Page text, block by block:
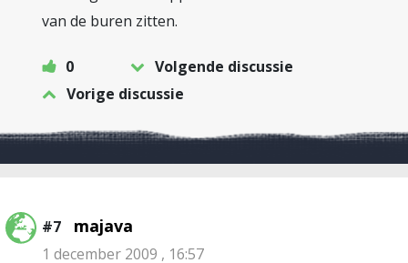
van de buren zitten.
0
Volgende discussie
Vorige discussie
#7 majava
1 december 2009 , 16:57